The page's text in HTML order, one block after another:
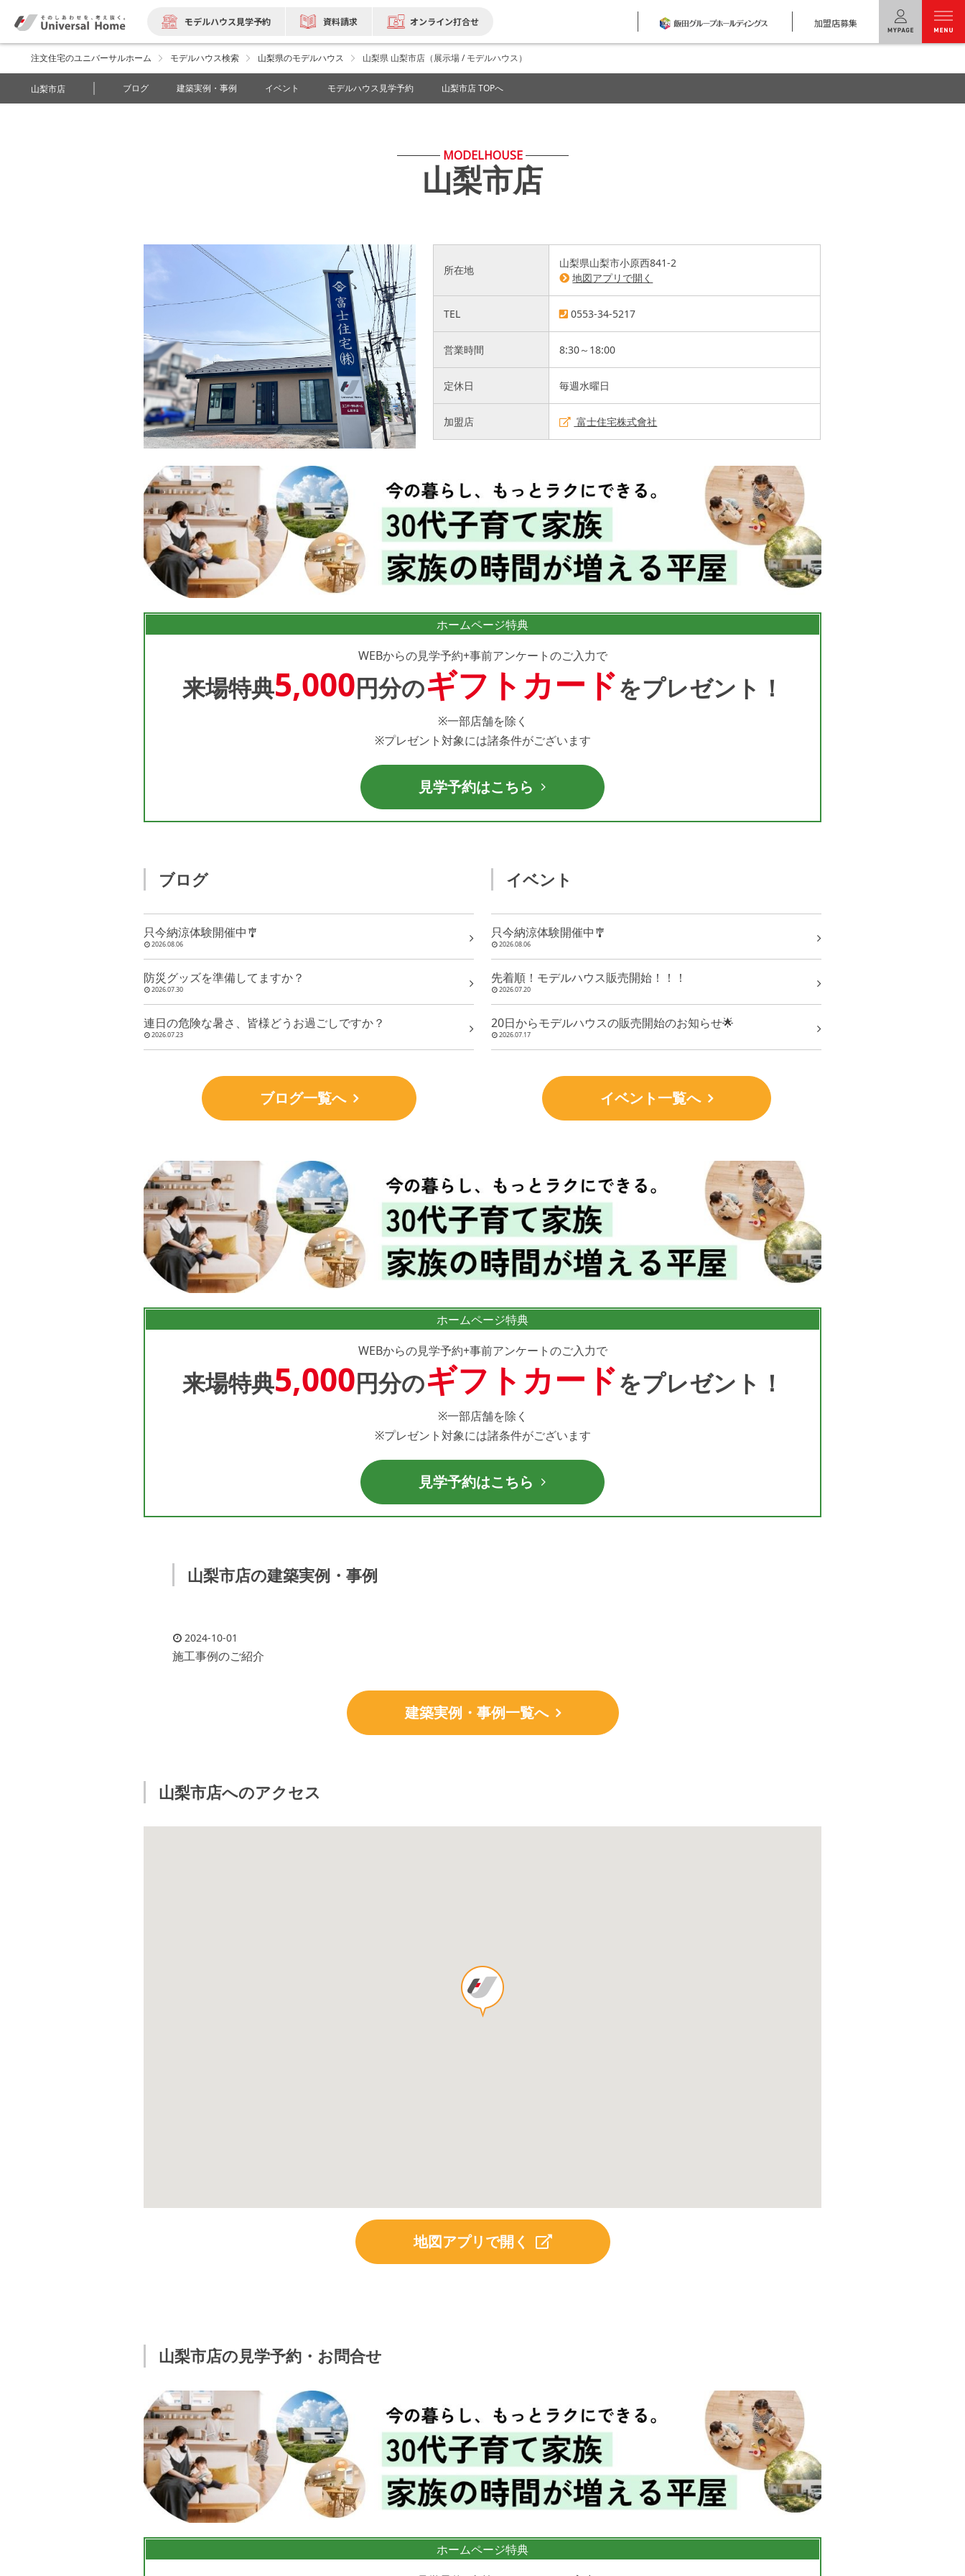
モデルハウス見学予約 資料請求 オンライン打合せ 加盟店募集
ユニバーサルホームの特長
モデルハウス検索・見学予約
注文住宅のユニバーサルホーム モデルハウス検索 山梨県のモデルハウス 山梨県 山梨市店（展示場 / モデルハウス）
山梨市店 ブログ 建築実例・事例 イベント モデルハウス見学予約 山梨市店 TOPへ
MODELHOUSE
山梨市店
所在地
山梨県山梨市小原西841-2
地図アプリで開く
TEL 0553-34-5217
営業時間 8:30～18:00
定休日 毎週水曜日
加盟店 富士住宅株式會社
ホームページ特典
WEBからの見学予約+事前アンケートのご入力で
来場特典5,000円分のギフトカードをプレゼント！
※一部店舗を除く
※プレゼント対象には諸条件がございます
見学予約はこちら
ブログ
只今納涼体験開催中🎐
2026.08.06
防災グッズを準備してますか？
2026.07.30
連日の危険な暑さ、皆様どうお過ごしですか？
2026.07.23
ブログ一覧へ
イベント
只今納涼体験開催中🎐
2026.08.06
先着順！モデルハウス販売開始！！！
2026.07.20
20日からモデルハウスの販売開始のお知らせ🌟
2026.07.17
イベント一覧へ
ホームページ特典
WEBからの見学予約+事前アンケートのご入力で
来場特典5,000円分のギフトカードをプレゼント！
※一部店舗を除く
※プレゼント対象には諸条件がございます
見学予約はこちら
山梨市店の建築実例・事例
2024-10-01
施工事例のご紹介
建築実例・事例一覧へ
山梨市店へのアクセス
地図アプリで開く
山梨市店の見学予約・お問合せ
ホームページ特典